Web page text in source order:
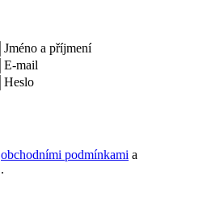
Jméno a příjmení
E-mail
Heslo
obchodními podmínkami a
.